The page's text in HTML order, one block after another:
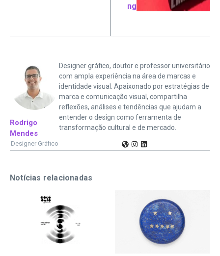
ng
Rodrigo
Mendes
Designer Gráfico
Designer gráfico, doutor e professor universitário
com ampla experiência na área de marcas e
identidade visual. Apaixonado por estratégias de
marca e comunicação visual, compartilha
reflexões, análises e tendências que ajudam a
entender o design como ferramenta de
transformação cultural e de mercado.
Notícias relacionadas